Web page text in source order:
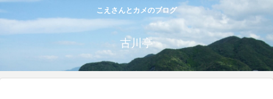
こえさんとカメのブログ
古川亭